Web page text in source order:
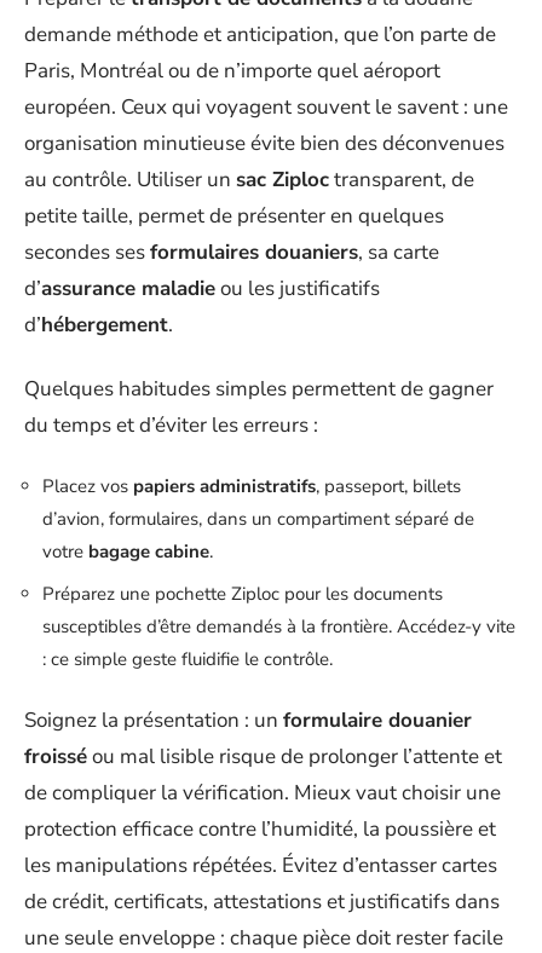
demande méthode et anticipation, que l’on parte de
Paris, Montréal ou de n’importe quel aéroport
européen. Ceux qui voyagent souvent le savent : une
organisation minutieuse évite bien des déconvenues
au contrôle. Utiliser un sac Ziploctransparent, de
petite taille, permet de présenter en quelques
secondes sesformulaires douaniers, sa carte
d’assurance maladieou les justificatifs
d’hébergement.
Quelques habitudes simples permettent de gagner
du temps et d’éviter les erreurs :
Placez vos papiers administratifs, passeport, billets
d’avion, formulaires, dans un compartiment séparé de
votre bagage cabine.
Préparez une pochette Ziploc pour les documents
susceptibles d’être demandés à la frontière. Accédez-y vite
: ce simple geste fluidifie le contrôle.
Soignez la présentation : un formulaire douanier
froisséou mal lisible risque de prolonger l’attente et
de compliquer la vérification. Mieux vaut choisir une
protection efficace contre l’humidité, la poussière et
les manipulations répétées. Évitez d’entasser cartes
de crédit, certificats, attestations et justificatifs dans
une seule enveloppe : chaque pièce doit rester facile